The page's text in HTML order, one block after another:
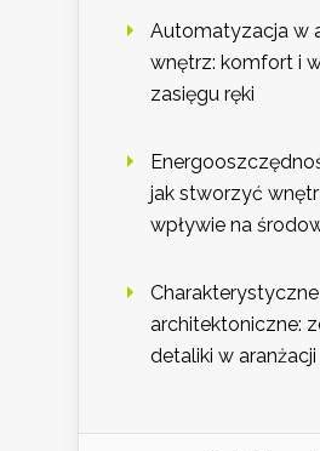
Automatyzacja w
wnętrz: komfort i
zasięgu ręki
jak stworzyć
wpływie na
architektoniczne:
detaliki w aranżacji